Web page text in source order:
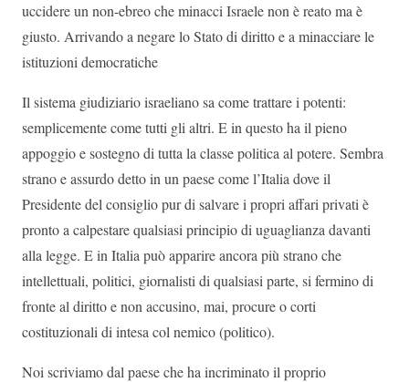
uccidere un non-ebreo che minacci Israele non è reato ma è
giusto. Arrivando a negare lo Stato di diritto e a minacciare le
istituzioni democratiche
Il sistema giudiziario israeliano sa come trattare i potenti:
semplicemente come tutti gli altri. E in questo ha il pieno
appoggio e sostegno di tutta la classe politica al potere. Sembra
strano e assurdo detto in un paese come l’Italia dove il
Presidente del consiglio pur di salvare i propri affari privati è
pronto a calpestare qualsiasi principio di uguaglianza davanti
alla legge. E in Italia può apparire ancora più strano che
intellettuali, politici, giornalisti di qualsiasi parte, si fermino di
fronte al diritto e non accusino, mai, procure o corti
costituzionali di intesa col nemico (politico).
Noi scriviamo dal paese che ha incriminato il proprio